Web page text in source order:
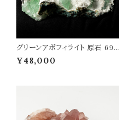
グリーンアポフィライト 原石 693
g 魚眼石 アポフィライト 天然石
パワーストーン 鉱物 結晶 t009
¥48,000